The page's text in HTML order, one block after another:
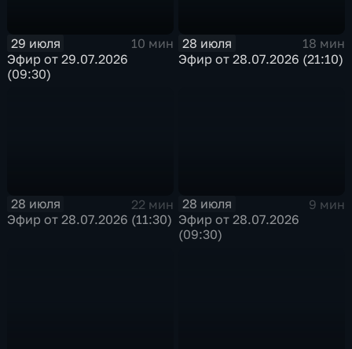
29 июля
10 мин
Эфир от 29.07.2026
(09:30)
28 июля
18 мин
Эфир от 28.07.2026 (21:10)
28 июля
22 мин
Эфир от 28.07.2026 (11:30)
28 июля
9 мин
Эфир от 28.07.2026
(09:30)